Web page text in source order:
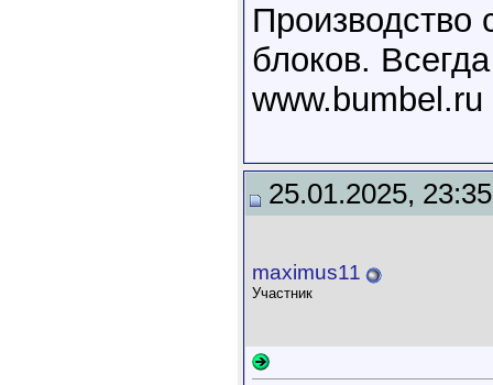
Производство
блоков.
www.bumbel.ru
25.01.2025, 23:35
maximus11
Участник